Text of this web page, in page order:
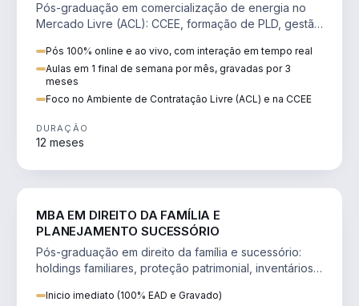
Pós-graduação em comercialização de energia no
Mercado Livre (ACL): CCEE, formação de PLD, gestão
Pós 100% online e ao vivo, com interação em tempo real
Aulas em 1 final de semana por mês, gravadas por 3
meses
Foco no Ambiente de Contratação Livre (ACL) e na CCEE
DURAÇÃO
12 meses
MBA EM DIREITO DA FAMÍLIA E
PLANEJAMENTO SUCESSÓRIO
Pós-graduação em direito da família e sucessório:
holdings familiares, proteção patrimonial, inventários
Inicio imediato (100% EAD e Gravado)